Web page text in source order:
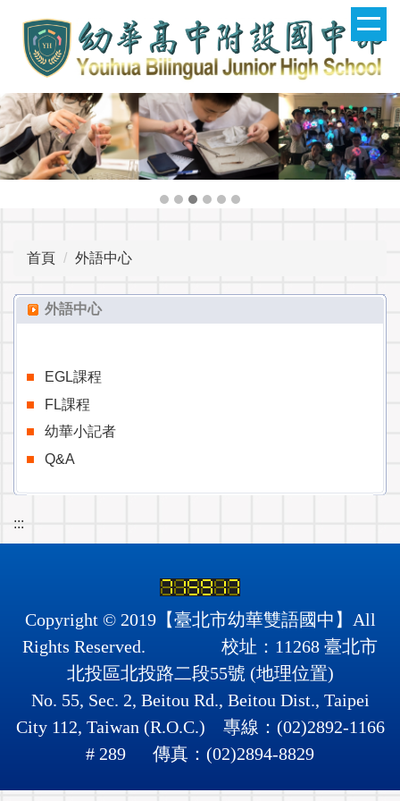
內
容
區
首頁 外語中心
外語中心
EGL課程
FL課程
幼華小記者
Q&A
:::
Copyright © 2019【臺北市幼華雙語國中】All
Rights Reserved. 校址：11268 臺北市
北投區北投路二段55號 (地理位置)
No. 55, Sec. 2, Beitou Rd., Beitou Dist., Taipei
City 112, Taiwan (R.O.C.) 專線：(02)2892-1166
# 289 傳真：(02)2894-8829